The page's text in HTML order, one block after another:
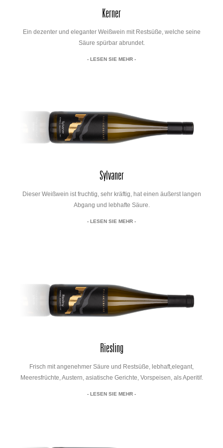
Kerner
Ein dezenter und eleganter Weißwein mit Restsüße, welche seine
Säure spürbar abrundet.
- LESEN SIE MEHR -
Sylvaner
Dieser Weißwein ist fruchtig, sehr kräftig, hat einen äußerst langen
Abgang und lebhafte Säure.
- LESEN SIE MEHR -
Riesling
Frisch mit angenehmer Säure und Restsüße, lebhaft,elegant,
Meeresfrüchte, Austern, asiatische Gerichte, Vorspeisen, als Aperitif.
- LESEN SIE MEHR -